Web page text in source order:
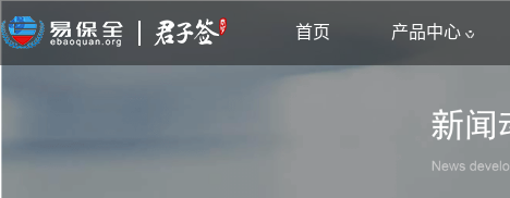
首页 产品中心